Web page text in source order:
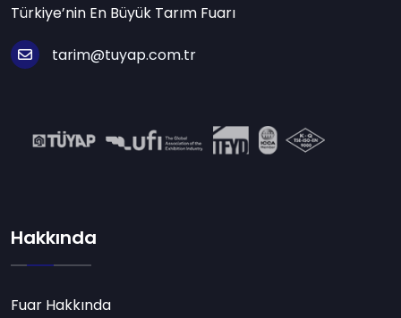
Türkiye’nin En Büyük Tarım Fuarı
tarim@tuyap.com.tr
Hakkında
Fuar Hakkında